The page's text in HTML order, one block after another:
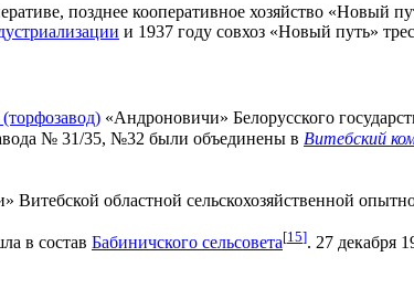
позднее кооперативное хозяйство «Новый
и 1937 году совхоз «Новый путь»
«Андроновичи» Белорусского
№ 31/35, №32 были объединены в Витебский
Витебской областной сельскохозяйственной
в состав Бабиничского сельсовета[15]. 27 декабря